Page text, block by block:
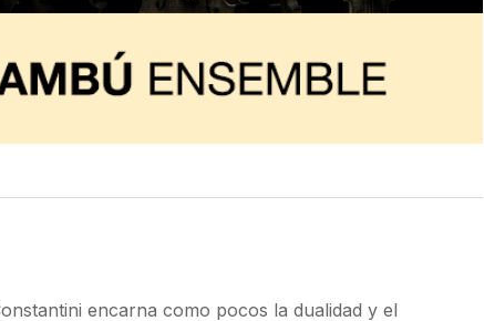
encarna como pocos la dualidad y el